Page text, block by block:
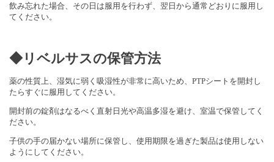
飲み忘れた場合、その日は服用を行わず、翌日から通常どおりに服用し
てください。
◆リベルサスの保管方法
薬の性質上、湿気に弱く吸湿性が非常に高いため、PTPシートを開封し
たらすぐに服用してください。
開封前の錠剤はなるべく直射日光や高温多湿を避け、室温で保管してく
ださい。
子供の手の届かない場所に保管し、使用期限を過ぎた製品は使用しない
ようにしてください。